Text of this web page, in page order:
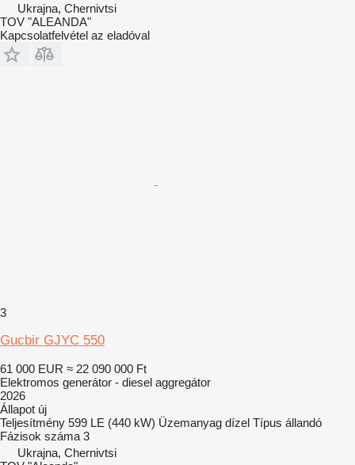
Ukrajna, Chernivtsi
TOV "ALEANDA"
Kapcsolatfelvétel az eladóval
3
Gucbir GJYC 550
61 000 EUR ≈ 22 090 000 Ft
Elektromos generátor - diesel aggregátor
2026
Állapot új
Teljesítmény 599 LE (440 kW) Üzemanyag dízel Típus állandó
Fázisok száma 3
Ukrajna, Chernivtsi